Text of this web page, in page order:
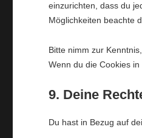
einzurichten, dass du
Möglichkeiten beachte
Bitte nimm zur
Wenn du die Cookies
9. Deine
Du hast in Bezug auf